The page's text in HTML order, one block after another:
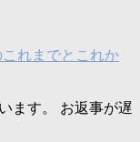
れまでとこれか
ます。 お返事が遅